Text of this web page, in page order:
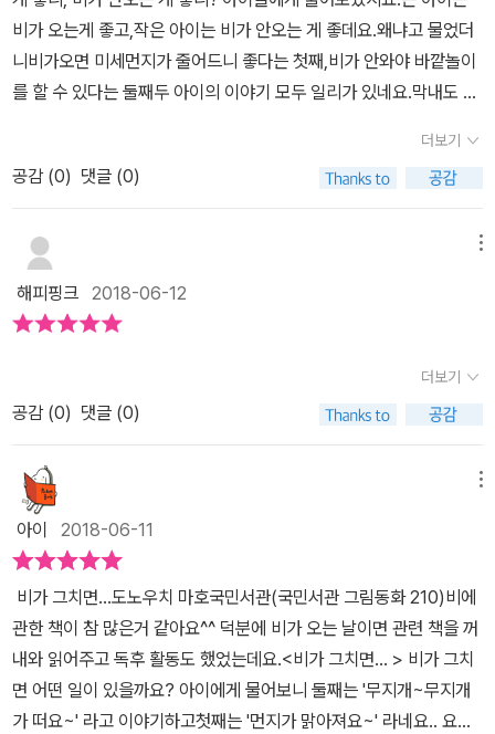
아니라 바로 물웅덩이의 시선에서 바라본 세상 풍경이지요.'이봐, 이
봐, 저리 좀 비켜 줘.너 때문에 잘 안 보이잖아.'후쿠가 묻습니다.'뭐가
보이는데?'이렇게 시작된 후쿠 '오늘은 뭐 봤어?'라는 질문에물웅덩
이의 매일 달라지는 대답을 들어보세요. '알록달록 일곱 색깔 무지개
를 봤어.''오늘은 소금쟁이를 들여다보는 아이들을 봤어.''해 질 녘 집
으로 돌아가는 새들을 봤어.''오늘은 바람이 세게 불어서 나뭇잎이 날
대신 지금까지 봤던 걸 한꺼번에 떠올려 보고 있어!' 대답을 듣고 넘겨
본 페이지에는 지금까지 보았던 모든 것들이 보이지요. '지금까지 봤
던 걸 한꺼번에 떠올려 보고 있어!'감동이지요. 추억에 대한 많은 생각
종일 비가 올 것처럼 우중충한 하늘이다 오후 늦게쯤 잠깐 비가 왔어
요.이 글을 쓰고 있는 지금은 정말 깨끗한 하늘에 맑은 공기이지요.이
책과 딱! 어울리는 그런 날씨에요.비 온 뒤 맑게 갠 하늘과 공기만큼이
나 깨끗하고 투명하고 맑은 느낌.<비가 그치면···>을 읽으면서 깜짝
놀랐어요.비라는 소재 중 물웅덩이를 주인공으로 이야기한다는 것에
놀라웠어요.두 번째로 놀란 것은 물웅덩이가 바라본 시선의 세상을
이야기하는 거예요. 한 문장, 한 문장 굉장히 소중하게 느껴지더라고
요.마음속에 잔잔한 물결로 일렁이는 문장들이 너무 좋아요.마지막에
끝이 아니라 다시 볼 수 있을 거라는 설레는 기다림과거창하게 이루
는 기적은 아니지만 평범하게 이루어질 수 있는 희망이 보이는 부분
까지정말 맘에 들어요 작가의 작품 도노우치 마호 / 殿内 真帆 / ma
ho tonouchi일본어판의 <비가 그치면···>, <시계 푸름이>, <갈색
비가 오는게 좋고,작은 아이는 비가 안오는 게 좋데요.왜냐고 물었더
니비가오면 미세먼지가 줄어드니 좋다는 첫째,비가 안와야 바깥놀이
를 할 수 있다는 둘째두 아이의 이야기 모두 일리가 있네요.막내도 빠
것을 늘어놓네요^^오늘 만나 본 책에서는한 아이가 나오네요.표지에
는 비가 내리는 모습이 보이는 데요,이야기 속으로 들어가 보았습니
다.(표지그림은 책을 다 읽고 나서 꼭 다시 보세요^^) 테루테루 보오
즈첫째 어렸을 적에 도서관에서 일본 문화체험할 때만들어 본 인형이
에요.소풍 전 날 비가 오지 않았으면 하는 마음으로 만들어서 창가에
걸어 두었다는 인형.이 아이의 바람도 그랬나봐요.창 밖으로 손을 내
미는 아이의 얼굴에 미소가 보이네요. 비가 그치고,어떤 풍경을 기대
하시나요?맑아진 공기, 상쾌한 기분, 그리고 무지개.그 무지개를 물
웅덩이를 통해 볼 수있다는 것은이 그림책을 보면서 그렇구나! 하고
지나도 물 웅덩이가 남아있어요.매일매일 아이는 물 웅덩이가 본 세
상을 바라봅니다.물 웅덩이가 본 무지개도 보고, 새들도 보고, 반짝이
는 밤하늘도 보고...하지만, 물 웅덩이는 고양이가 목을 축이고 바람이
불고, 햇살이 들면서 크기가 줄어들지요. 아이는 이제 비가 안오는
것을 기다릴까요아니면 비가 오길 기다릴까요?테루테루 보오즈가 뒤
집혀있지요?아이의 마음이 무엇인지 눈치채셨지요?^^책을 덮고 다
시 표지그림.표지그림이 다시 이야기를 이어갑니다.비오는 날, 나무
에 기대어물 웅덩이를 바라보는 아이의 얼굴은이 책의 다음 이야기를
기대하게 합니다.스쳐지나갔던 물 웅덩이가 들려주는 소박하지만일
더보기
공감 (0) 댓글 (0)
해피핑크 2018-06-12
더보기
공감 (0) 댓글 (0)
아이 2018-06-11
비가 그치면...도노우치 마호국민서관(국민서관 그림동화 210)비에
관한 책이 참 많은거 같아요^^ 덕분에 비가 오는 날이면 관련 책을 꺼
내와 읽어주고 독후 활동도 했었는데요.<비가 그치면... > 비가 그치
면 어떤 일이 있을까요? 아이에게 물어보니 둘째는 '무지개~무지개
가 떠요~' 라고 이야기하고첫째는 '먼지가 맑아져요~' 라네요.. 요즘